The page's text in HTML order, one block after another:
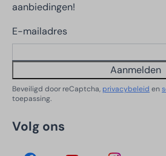
aanbiedingen!
E-mailadres
Aanmelden
Beveiligd door reCaptcha, privacybeleid en
toepassing.
Volg ons